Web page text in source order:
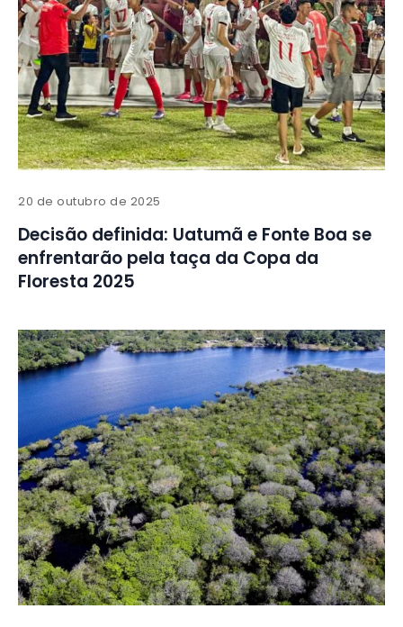
20 de outubro de 2025
Decisão definida: Uatumã e Fonte Boa se
enfrentarão pela taça da Copa da
Floresta 2025